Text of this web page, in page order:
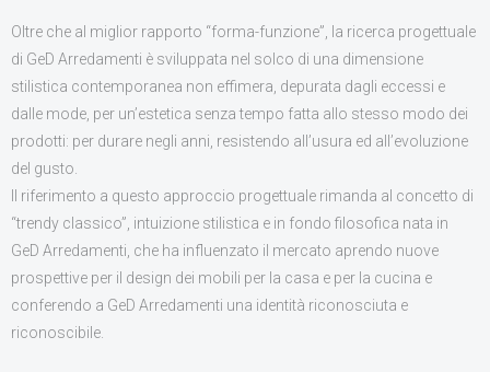
Oltre che al miglior rapporto “forma-funzione”, la ricerca progettuale
di GeD Arredamenti è sviluppata nel solco di una dimensione
stilistica contemporanea non effimera, depurata dagli eccessi e
dalle mode, per un’estetica senza tempo fatta allo stesso modo dei
prodotti: per durare negli anni, resistendo all’usura ed all’evoluzione
del gusto.
Il riferimento a questo approccio progettuale rimanda al concetto di
“trendy classico”, intuizione stilistica e in fondo filosofica nata in
GeD Arredamenti, che ha influenzato il mercato aprendo nuove
prospettive per il design dei mobili per la casa e per la cucina e
conferendo a GeD Arredamenti una identità riconosciuta e
riconoscibile.